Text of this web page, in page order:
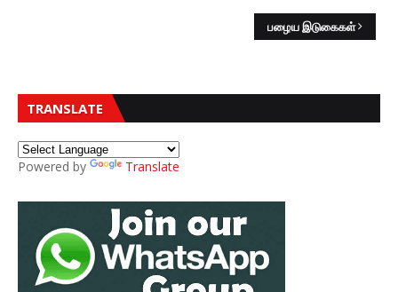
பழைய இடுகைகள்
TRANSLATE
Powered by Translate